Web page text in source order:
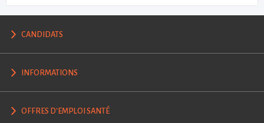
CANDIDATS
INFORMATIONS
OFFRES D'EMPLOI SANTÉ